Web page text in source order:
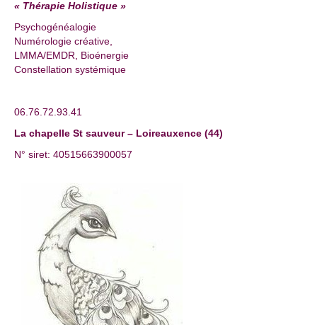
« Thérapie Holistique »
Psychogénéalogie
Numérologie créative,
LMMA/EMDR, Bioénergie
Constellation systémique
06.76.72.93.41
La chapelle St sauveur – Loireauxence (44)
N° siret: 40515663900057